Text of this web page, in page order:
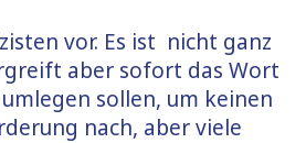
vor. Es ist nicht ganz
aber sofort das Wort
sollen, um keinen
nach, aber viele